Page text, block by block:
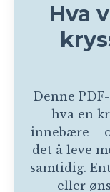
Hva
Denne
hva en
innebære –
det å leve
samtidig.
eller